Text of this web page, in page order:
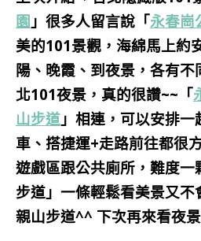
園 」很多人留言說 「永春崗
美的101景觀，海綿馬上約
陽、晚霞、到夜景，各有
北101夜景，真的很讚~~「
山步道 」 相連，可以安排一
車、搭捷運+走路前往都很
遊戲區跟公共廁所， 難度一
步道」 一條輕鬆看美景又不
親山步道^^ 下次再來看夜